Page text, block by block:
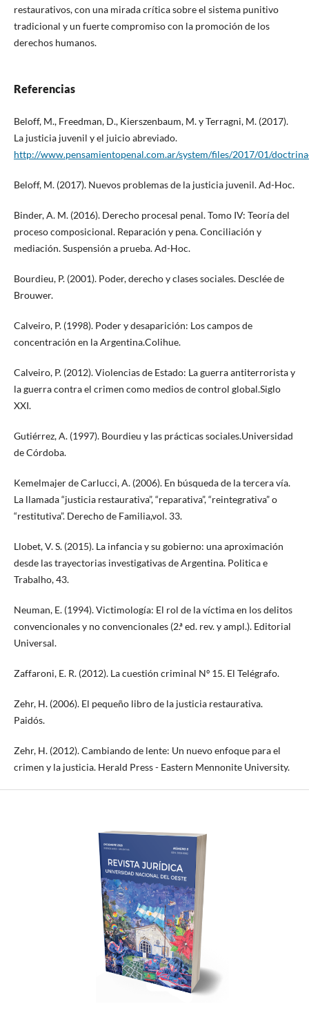
restaurativos, con una mirada crítica sobre el sistema punitivo
tradicional y un fuerte compromiso con la promoción de los
derechos humanos.
Referencias
Beloff, M., Freedman, D., Kierszenbaum, M. y Terragni, M. (2017).
La justicia juvenil y el juicio abreviado.
http://www.pensamientopenal.com.ar/system/files/2017/01/
Beloff, M. (2017). Nuevos problemas de la justicia juvenil. Ad-Hoc.
Binder, A. M. (2016). Derecho procesal penal. Tomo IV: Teoría del
proceso composicional. Reparación y pena. Conciliación y
mediación. Suspensión a prueba. Ad-Hoc.
Bourdieu, P. (2001). Poder, derecho y clases sociales. Desclée de
Brouwer.
Calveiro, P. (1998). Poder y desaparición: Los campos de
concentración en la Argentina.Colihue.
Calveiro, P. (2012). Violencias de Estado: La guerra antiterrorista y
la guerra contra el crimen como medios de control global.Siglo
XXI.
Gutiérrez, A. (1997). Bourdieu y las prácticas sociales.Universidad
de Córdoba.
Kemelmajer de Carlucci, A. (2006). En búsqueda de la tercera vía.
La llamada “justicia restaurativa”, “reparativa”, “reintegrativa” o
“restitutiva”. Derecho de Familia,vol. 33.
Llobet, V. S. (2015). La infancia y su gobierno: una aproximación
desde las trayectorias investigativas de Argentina. Politica e
Trabalho, 43.
Neuman, E. (1994). Victimología: El rol de la víctima en los delitos
convencionales y no convencionales (2.ª ed. rev. y ampl.). Editorial
Universal.
Zaffaroni, E. R. (2012). La cuestión criminal Nº 15. El Telégrafo.
Zehr, H. (2006). El pequeño libro de la justicia restaurativa.
Paidós.
Zehr, H. (2012). Cambiando de lente: Un nuevo enfoque para el
crimen y la justicia. Herald Press - Eastern Mennonite University.